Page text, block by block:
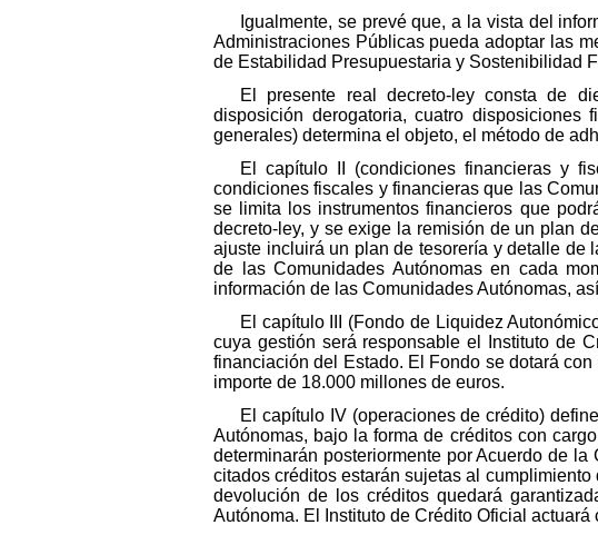
Igualmente, se prevé que, a la vista del
Administraciones Públicas pueda adoptar las
de Estabilidad Presupuestaria y Sostenibilidad
El presente real decreto-ley consta de
disposición derogatoria, cuatro
generales) determina el objeto, el método de
El capítulo II (condiciones financieras y
condiciones fiscales y financieras que las
se limita los instrumentos financieros que
decreto-ley, y se exige la remisión de un plan
ajuste incluirá un plan de tesorería y detalle de
de las Comunidades Autónomas en cada
información de las Comunidades Autónomas,
El capítulo III (Fondo de Liquidez
cuya gestión será responsable el Instituto de
financiación del Estado. El Fondo se dotará
importe de 18.000 millones de euros.
El capítulo IV (operaciones de crédito)
Autónomas, bajo la forma de créditos con
determinarán posteriormente por Acuerdo de
citados créditos estarán sujetas al
devolución de los créditos quedará
Autónoma. El Instituto de Crédito Oficial